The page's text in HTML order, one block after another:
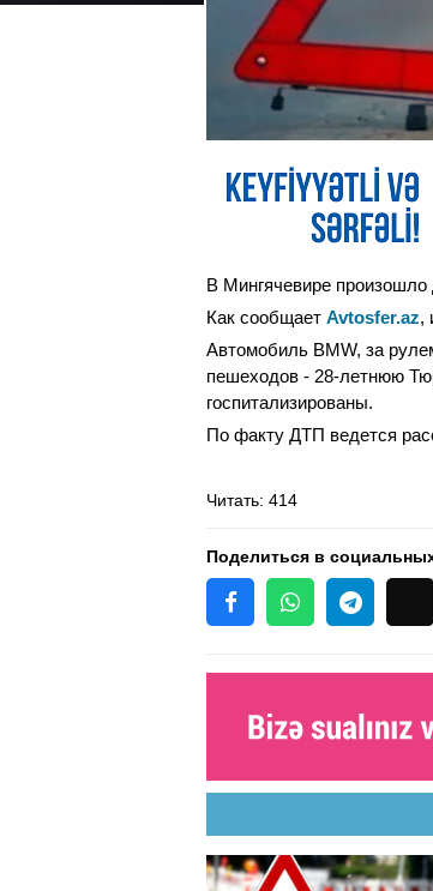
В Мингячевире
Как сообщает Avtosfer.az,
Автомобиль BMW, за
пешеходов - 28-летнюю
госпитализированы.
По факту ДТП ведется
Читать: 414
Поделиться в